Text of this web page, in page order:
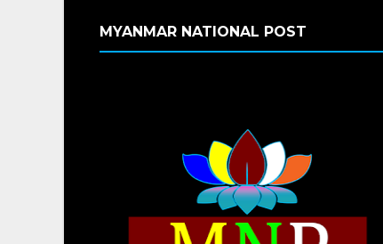
MYANMAR NATIONAL POST